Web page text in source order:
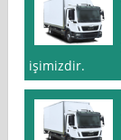
işimizdir.